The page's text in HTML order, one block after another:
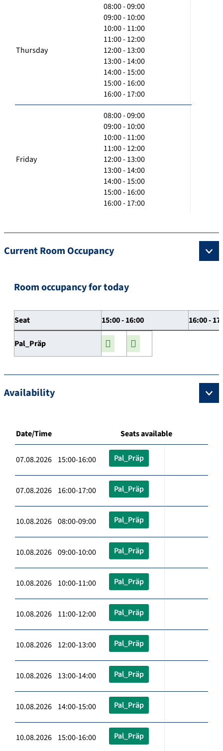
Thursday
08:00 - 09:00
09:00 - 10:00
10:00 - 11:00
11:00 - 12:00
12:00 - 13:00
13:00 - 14:00
14:00 - 15:00
15:00 - 16:00
16:00 - 17:00
Friday
08:00 - 09:00
09:00 - 10:00
10:00 - 11:00
11:00 - 12:00
12:00 - 13:00
13:00 - 14:00
14:00 - 15:00
15:00 - 16:00
16:00 - 17:00
Current Room Occupancy
Room occupancy for today
Seat 15:00 - 16:00 16:00 -
Pal_Präp
Availability
Date/Time Seats available
07.08.2026 15:00-16:00 Pal_Präp
07.08.2026 16:00-17:00 Pal_Präp
10.08.2026 08:00-09:00 Pal_Präp
10.08.2026 09:00-10:00 Pal_Präp
10.08.2026 10:00-11:00 Pal_Präp
10.08.2026 11:00-12:00 Pal_Präp
10.08.2026 12:00-13:00 Pal_Präp
10.08.2026 13:00-14:00 Pal_Präp
10.08.2026 14:00-15:00 Pal_Präp
10.08.2026 15:00-16:00 Pal_Präp